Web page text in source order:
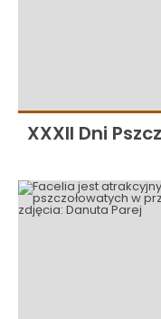
XXXII Dni